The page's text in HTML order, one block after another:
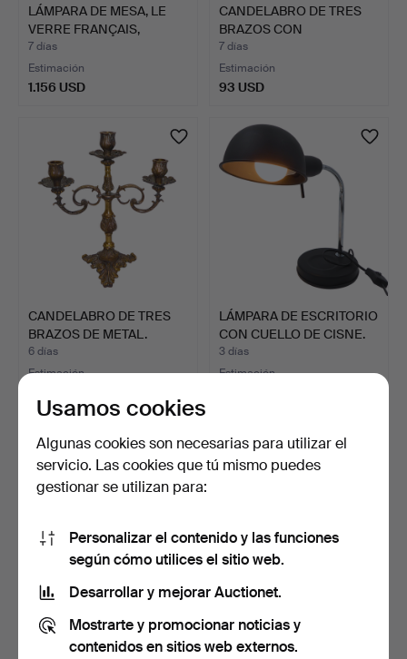
LÁMPARA DE MESA, LE
VERRE FRANÇAIS,
CHARLE…
7 días
Estimación
1.156 USD
CANDELABRO DE TRES
BRAZOS CON
ELEMENTOS DE…
7 días
Estimación
93 USD
CANDELABRO DE TRES
BRAZOS DE METAL.
6 días
Estimación
LÁMPARA DE ESCRITORIO
CON CUELLO DE CISNE.
3 días
Estimación
AEROZON ELIMINADOR
DE HUMO ASIÁTICO DE
23 horas
SET DE PORTAVELAS DE
PIEDRA NATURAL.
2 días
Usamos cookies
Algunas cookies son necesarias para utilizar el
servicio. Las cookies que tú mismo puedes
gestionar se utilizan para:
Personalizar el contenido y las funciones
según cómo utilices el sitio web.
Desarrollar y mejorar Auctionet.
Mostrarte y promocionar noticias y
contenidos en sitios web externos.